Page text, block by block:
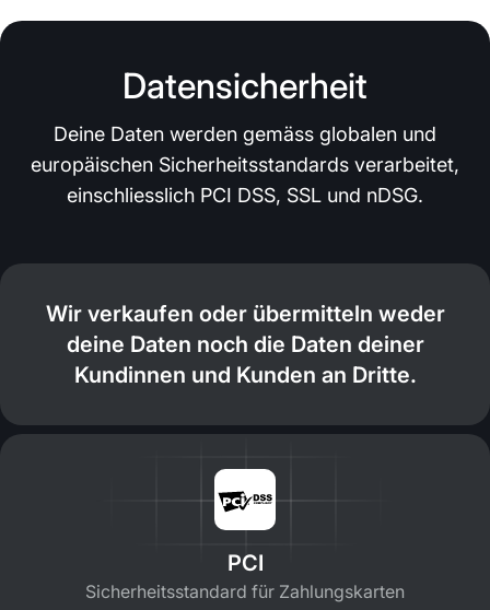
Datensicherheit
Deine Daten werden gemäss globalen und
europäischen Sicherheitsstandards verarbeitet,
einschliesslich PCI DSS, SSL und nDSG.
Wir verkaufen oder übermitteln weder
deine Daten noch die Daten deiner
Kundinnen und Kunden an Dritte.
PCI
Sicherheitsstandard für Zahlungskarten